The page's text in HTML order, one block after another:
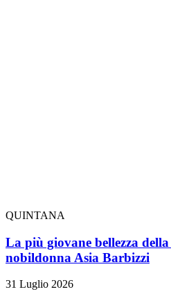
QUINTANA
La più giovane bellezza
nobildonna Asia Barbizzi
31 Luglio 2026